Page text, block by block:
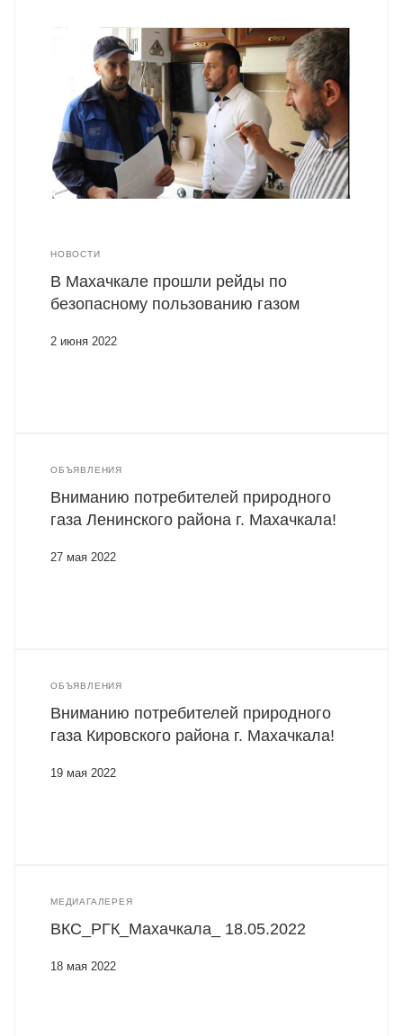
НОВОСТИ
В Махачкале прошли рейды по
безопасному пользованию газом
2 июня 2022
ОБЪЯВЛЕНИЯ
Вниманию потребителей природного
газа Ленинского района г. Махачкала!
27 мая 2022
ОБЪЯВЛЕНИЯ
Вниманию потребителей природного
газа Кировского района г. Махачкала!
19 мая 2022
МЕДИАГАЛЕРЕЯ
ВКС_РГК_Махачкала_ 18.05.2022
18 мая 2022